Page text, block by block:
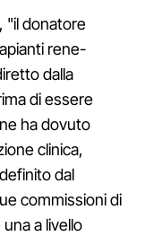
"il donatore
rene-
dalla
di essere
ha dovuto
clinica,
dal
commissioni di
a livello